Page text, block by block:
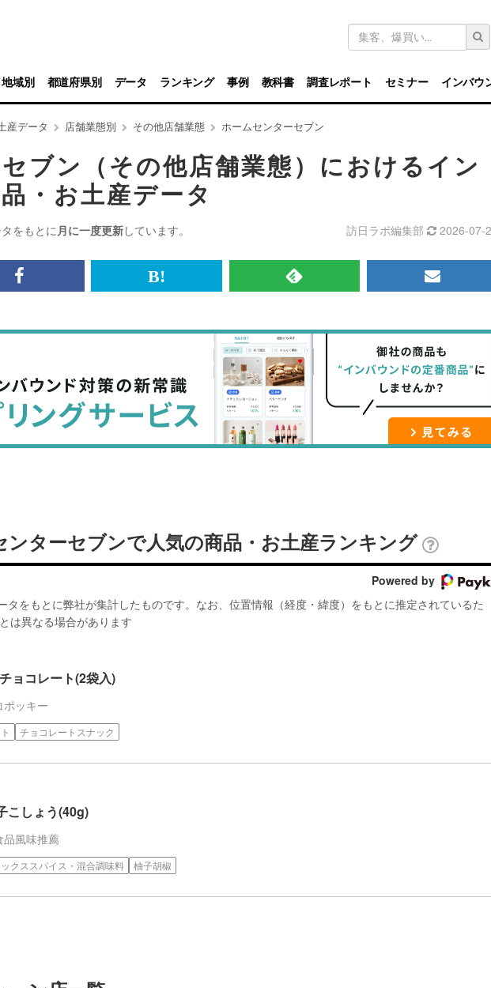
キ
ワ
ド
検
索
域別 都道府県別 データ ランキング 事例 教科書 調査レポート セミナー インバウ
産データ 店舗業態別 その他店舗業態 ホームセンターセブン
ブン（その他店舗業態）におけるイン
・お土産データ
をもとに月に一度更新しています。 訪日ラボ編集部 2026-07-
Facebook<br>
記
を
シ
ェ
は
な
ッ
ク
マ
追
加
RSS
記
事
を
購
読
メ
マ
ガ
登
録
す
ンターセブンで人気の商品・お土産ランキング
Powered by
タをもとに弊社が集計したものです。なお、位置情報（経度・緯度）をもとに推定されているた
は異なる場合があります
ョコレート(2袋入)
ポッキー
チョコレートスナック
こしょう(40g)
品風味推薦
ックススパイス・混合調味料 柚子胡椒